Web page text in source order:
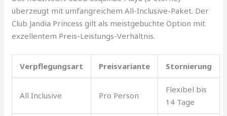
überzeugt mit umfangreichem All-Inclusive-Paket. Der
Club Jandia Princess gilt als meistgebuchte Option mit
exzellentem Preis-Leistungs-Verhältnis.
Verpflegungsart Preisvariante Stornierung
All Inclusive Pro Person
Flexibel bis
14 Tage